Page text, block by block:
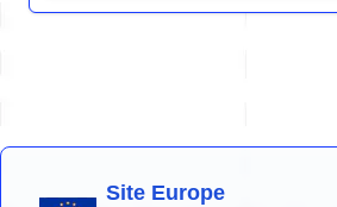
Site Europe